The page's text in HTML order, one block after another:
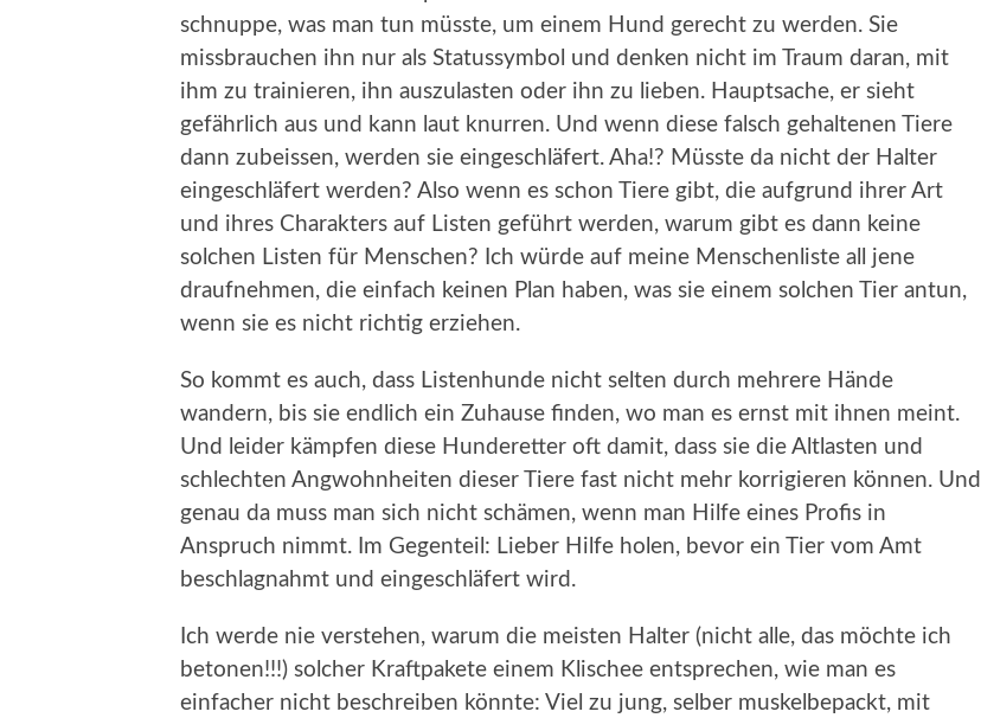
schnuppe, was man tun müsste, um einem Hund gerecht zu werden. Sie
missbrauchen ihn nur als Statussymbol und denken nicht im Traum daran, mit
ihm zu trainieren, ihn auszulasten oder ihn zu lieben. Hauptsache, er sieht
gefährlich aus und kann laut knurren. Und wenn diese falsch gehaltenen Tiere
dann zubeissen, werden sie eingeschläfert. Aha!? Müsste da nicht der Halter
eingeschläfert werden? Also wenn es schon Tiere gibt, die aufgrund ihrer Art
und ihres Charakters auf Listen geführt werden, warum gibt es dann keine
solchen Listen für Menschen? Ich würde auf meine Menschenliste all jene
draufnehmen, die einfach keinen Plan haben, was sie einem solchen Tier antun,
wenn sie es nicht richtig erziehen.
So kommt es auch, dass Listenhunde nicht selten durch mehrere Hände
wandern, bis sie endlich ein Zuhause finden, wo man es ernst mit ihnen meint.
Und leider kämpfen diese Hunderetter oft damit, dass sie die Altlasten und
schlechten Angwohnheiten dieser Tiere fast nicht mehr korrigieren können. Und
genau da muss man sich nicht schämen, wenn man Hilfe eines Profis in
Anspruch nimmt. Im Gegenteil: Lieber Hilfe holen, bevor ein Tier vom Amt
beschlagnahmt und eingeschläfert wird.
Ich werde nie verstehen, warum die meisten Halter (nicht alle, das möchte ich
betonen!!!) solcher Kraftpakete einem Klischee entsprechen, wie man es
einfacher nicht beschreiben könnte: Viel zu jung, selber muskelbepackt, mit